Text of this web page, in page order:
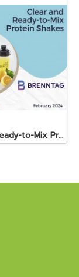
Clear and Ready-to-Mix Protein Shakes